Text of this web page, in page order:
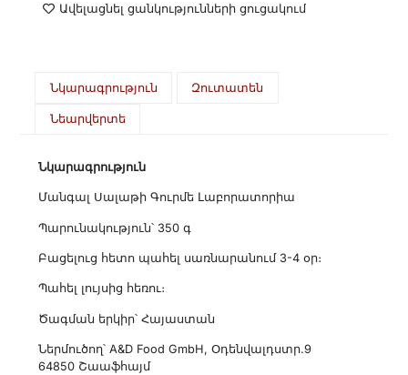
Ավելացնել ցանկությունների ցուցակում
Նկարագրություն Զուտատեն
Նեարվերտե
Նկարագրություն
Մանգալ Սալաթի Գուրմե Լաբորատորիա
Պարունակություն՝ 350 գ
Բացելուց հետո պահել սառնարանում 3-4 օր։
Պահել լույսից հեռու։
Ծագման երկիր՝ Հայաստան
Ներմուծող՝ A&D Food GmbH, Օդենվալդստր.9
64850 Շաաֆհայմ